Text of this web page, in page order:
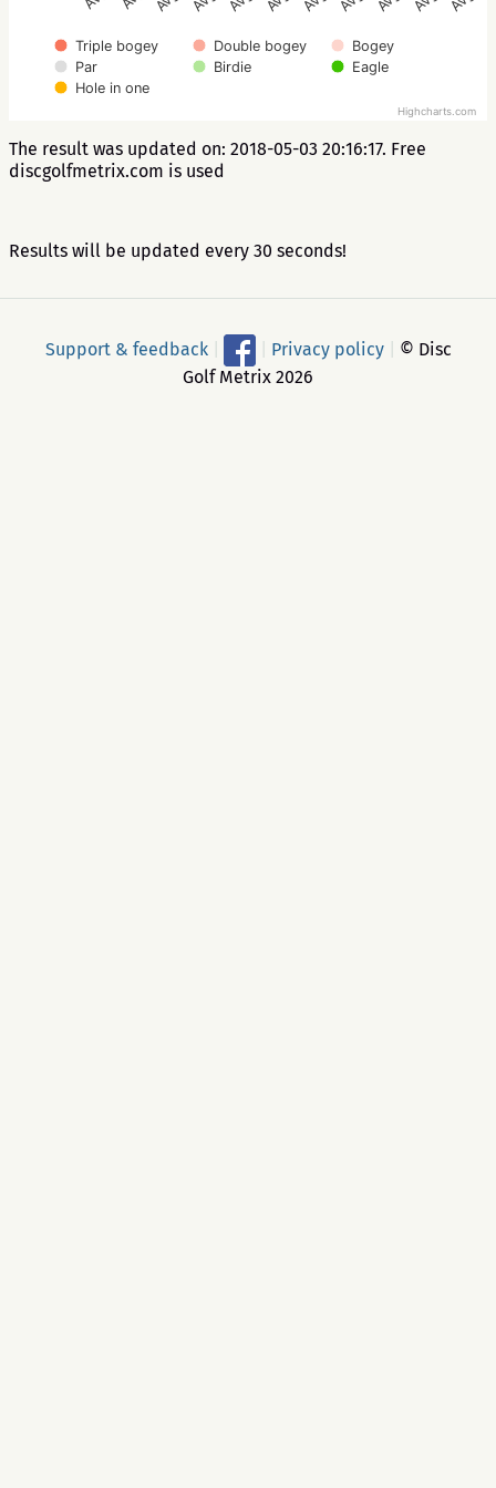
Triple bogey Double bogey
Bogey
Par
Birdie
Eagle
Hole in one
Highcharts.com
The result was updated on: 2018-05-03 20:16:17. Free
discgolfmetrix.com is used
Results will be updated every 30 seconds!
Support & feedback Privacy policy
© Disc
Golf Metrix 2026